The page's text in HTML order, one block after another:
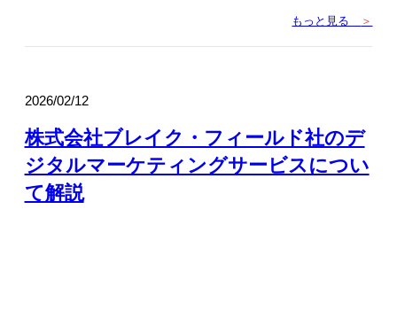
もっと見る ＞
2026/02/12
株式会社ブレイク・フィールド社のデ
ジタルマーケティングサービスについ
て解説